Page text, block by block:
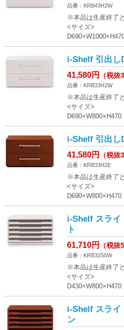
品番：KRB43H2W
※本品は生産終了
<サイズ>
i-Shelf 引出し
41,580円 （税抜
品番：KRB33H2W
※本品は生産終了
<サイズ>
D690×W800×H470
i-Shelf 引出し
41,580円 （税抜
品番：KRB33H2E
※本品は生産終了
<サイズ>
D690×W800×H470
i-Shelf スライ
ト
61,710円 （税抜
品番：KRB32S5W
※本品は生産終了
<サイズ>
D430×W800×H470
i-Shelf スライ
ン